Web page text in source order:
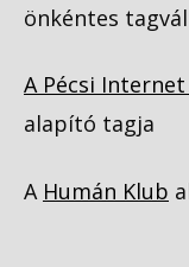
önkéntes
A Pécsi
alapító tagja
A Humán Klub